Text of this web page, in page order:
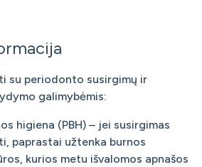
su periodonto susirgimų ir
galimybėmis:
higiena (PBH) – jei susirgimas
paprastai užtenka burnos
kurios metu išvalomos apnašos